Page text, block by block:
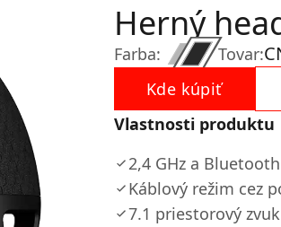
Farba:
Herný
Tovar:
Kde kúpiť
Vlastnosti produktu
2,4 GHz a
Káblový režim cez
7.1 priestorový zvuk